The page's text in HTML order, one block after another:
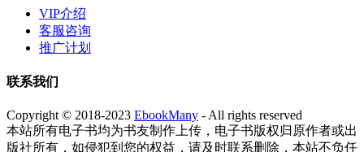
VIP介绍
客服咨询
推广计划
联系我们
Copyright © 2018-2023 EbookMany - All rights reserved
本站所有电子书均为书友制作上传，电子书版权归原作者或出
版社所有，如侵犯到您的权益，请及时联系删除，本站不负任